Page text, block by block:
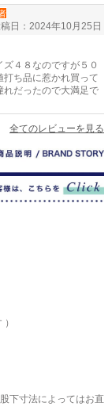
日：2024年10月25日
４８なのですが５０
打ち品に惹かれ買って
れだったので大満足で
全てのレビューを見る
下寸法によってはお直